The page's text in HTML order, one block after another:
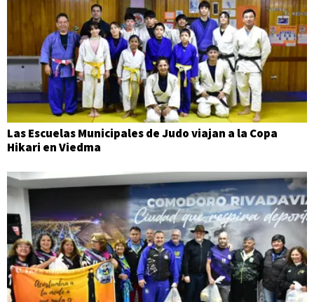
Las Escuelas Municipales de Judo viajan a la Copa
Hikari en Viedma